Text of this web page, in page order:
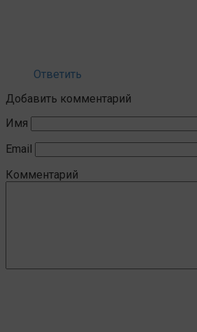
Ответить
Добавить комментарий
Имя
Email
Комментарий